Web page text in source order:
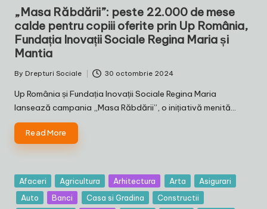
„Masa Răbdării”: peste 22.000 de mese
calde pentru copiii oferite prin Up România,
Fundația Inovații Sociale Regina Maria și
Mantia
Posted
by
By Drepturi Sociale 30 octombrie 2024
Up România și Fundația Inovații Sociale Regina Maria
lansează campania „Masa Răbdării”, o inițiativă menită…
Read More
Posted
in
Afaceri Agricultura Arhitectura Arta
Asigurari
Auto
Banci Casa si Gradina
Constructii